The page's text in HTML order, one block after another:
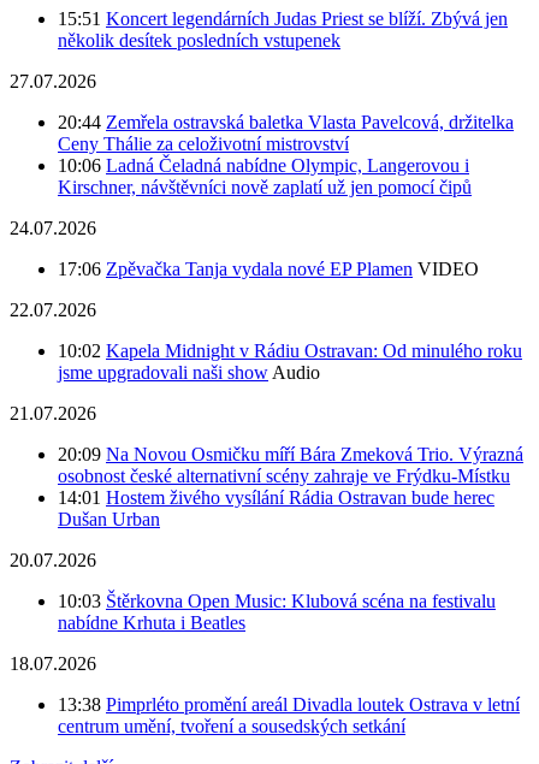
15:51 Koncert legendárních Judas Priest se blíží. Zbývá jen
několik desítek posledních vstupenek
27.07.2026
20:44 Zemřela ostravská baletka Vlasta Pavelcová, držitelka
Ceny Thálie za celoživotní mistrovství
10:06 Ladná Čeladná nabídne Olympic, Langerovou i
Kirschner, návštěvníci nově zaplatí už jen pomocí čipů
24.07.2026
17:06 Zpěvačka Tanja vydala nové EP Plamen VIDEO
22.07.2026
10:02 Kapela Midnight v Rádiu Ostravan: Od minulého roku
jsme upgradovali naši showAudio
21.07.2026
20:09 Na Novou Osmičku míří Bára Zmeková Trio. Výrazná
osobnost české alternativní scény zahraje ve Frýdku-Místku
14:01 Hostem živého vysílání Rádia Ostravan bude herec
Dušan Urban
20.07.2026
10:03 Štěrkovna Open Music: Klubová scéna na festivalu
nabídne Krhuta i Beatles
18.07.2026
13:38 Pimprléto promění areál Divadla loutek Ostrava v letní
centrum umění, tvoření a sousedských setkání